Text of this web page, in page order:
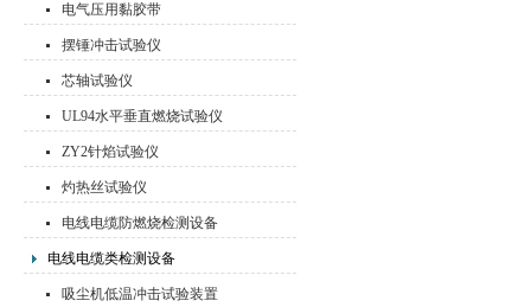
电气压用黏胶带
摆锤冲击试验仪
芯轴试验仪
UL94水平垂直燃烧试验仪
ZY2针焰试验仪
灼热丝试验仪
电线电缆防燃烧检测设备
电线电缆类检测设备
吸尘机低温冲击试验装置